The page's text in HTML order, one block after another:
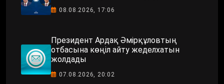
08.08.2026, 17:06
Президент Ардақ Әмірқұловтың
отбасына көңіл айту жеделхатын
жолдады
07.08.2026, 20:02